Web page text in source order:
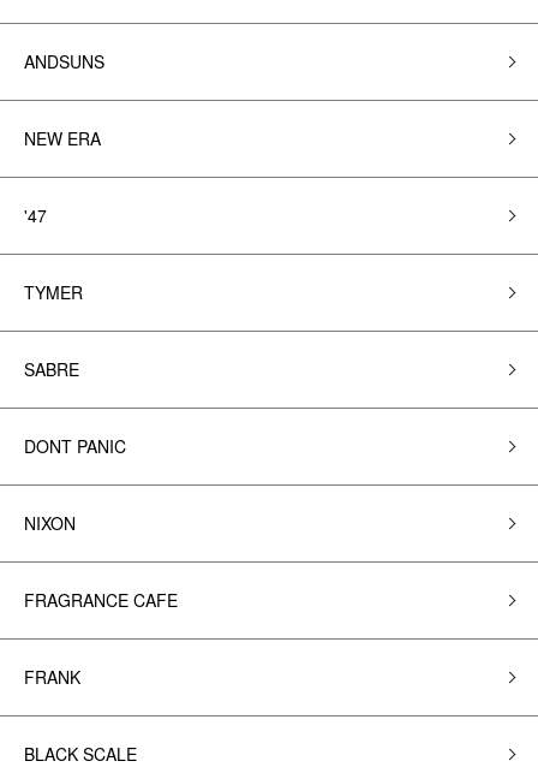
ANDSUNS
NEW ERA
'47
TYMER
SABRE
DONT PANIC
NIXON
FRAGRANCE CAFE
FRANK
BLACK SCALE